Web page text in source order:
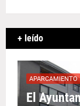
+ leído
APARCAMIENTO
El